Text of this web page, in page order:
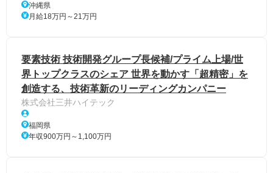
沖縄県
月給18万円～21万円
要素技術 技術開発グループ長候補/プライム上場/世
界トップクラスのシェア 世界を動かす「超精密」を
創造する、技術革新のリーディングカンパニー
株式会社三井ハイテック
福岡県
年収900万円～1,100万円